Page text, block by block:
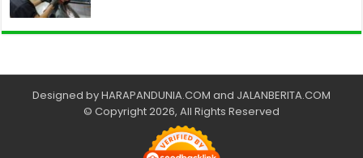
Designed byHARAPANDUNIA.COM and JALANBERITA.COM
© Copyright 2026, All Rights Reserved